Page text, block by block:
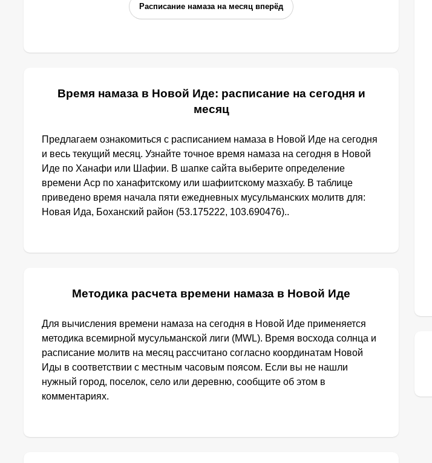
Расписание намаза на месяц вперёд
Время намаза в Новой Иде: расписание на сегодня и
месяц
Предлагаем ознакомиться с расписанием намаза в Новой Иде на сегодня
и весь текущий месяц. Узнайте точное время намаза на сегодня в Новой
Иде по Ханафи или Шафии. В шапке сайта выберите определение
времени Аср по ханафитскому или шафиитскому мазхабу. В таблице
приведено время начала пяти ежедневных мусульманских молитв для:
Новая Ида, Боханский район (53.175222, 103.690476)..
Методика расчета времени намаза в Новой Иде
Для вычисления времени намаза на сегодня в Новой Иде применяется
методика всемирной мусульманской лиги (MWL). Время восхода солнца и
расписание молитв на месяц рассчитано согласно координатам Новой
Иды в соответствии с местным часовым поясом. Если вы не нашли
нужный город, поселок, село или деревню, сообщите об этом в
комментариях.